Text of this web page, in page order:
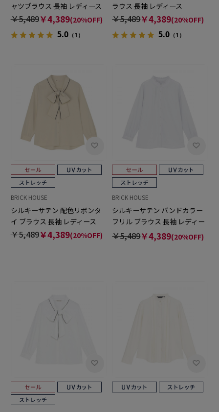
ャツブラウス 長袖 レディース
￥5,489￥4,389(20%OFF)
5.0（1）
ラウス 長袖 レディース
￥5,489￥4,389(20%OFF)
5.0 （1）
BRICK HOUSE
シルキーサテン 配色リボンタ
イ ブラウス 長袖 レディース
￥5,489￥4,389(20%OFF)
BRICK HOUSE
シルキーサテン バンドカラー
フリル ブラウス 長袖 レディー
ス
￥5,489￥4,389(20%OFF)